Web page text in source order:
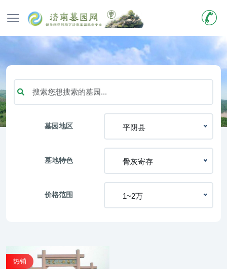
墓园地区 平阴县
墓地特色 骨灰寄存
价格范围 1~2万
热销